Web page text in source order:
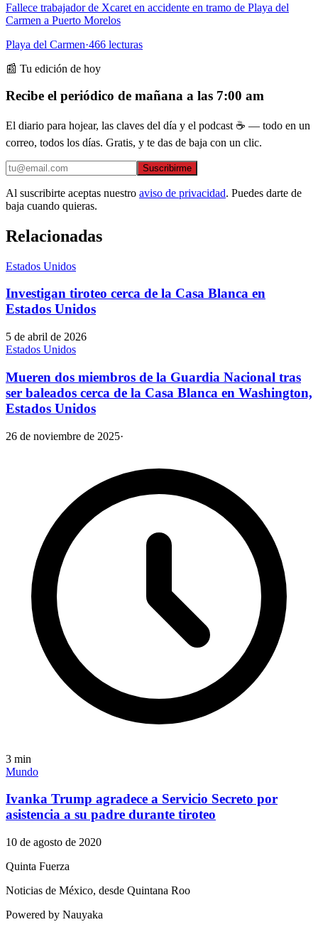
Fallece trabajador de Xcaret en accidente en tramo de Playa del
Carmen a Puerto Morelos
Playa del Carmen·466 lecturas
📰 Tu edición de hoy
Recibe el periódico de mañana a las 7:00 am
El diario para hojear, las claves del día y el podcast ☕ — todo en un
correo, todos los días. Gratis, y te das de baja con un clic.
Suscribirme
Al suscribirte aceptas nuestro aviso de privacidad. Puedes darte de
baja cuando quieras.
Relacionadas
Estados Unidos
Investigan tiroteo cerca de la Casa Blanca en
Estados Unidos
5 de abril de 2026
Estados Unidos
Mueren dos miembros de la Guardia Nacional tras
ser baleados cerca de la Casa Blanca en Washington,
Estados Unidos
26 de noviembre de 2025·
3 min
Mundo
Ivanka Trump agradece a Servicio Secreto por
asistencia a su padre durante tiroteo
10 de agosto de 2020
Quinta Fuerza
Noticias de México, desde Quintana Roo
Powered by Nauyaka